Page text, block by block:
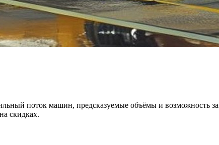
поток машин, предсказуемые объёмы и возможность
скидках.